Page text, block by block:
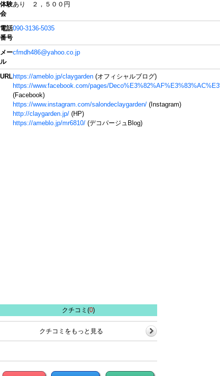
体験
会
あり ２，５００円
電話
番号
090-3136-5035
メー
ル
cfmdh486@yahoo.co.jp
URLhttps://ameblo.jp/claygarden (オフィシャルブログ)
https://www.facebook.com/pages/
(Facebook)
https://www.instagram.com/salondeclaygarden/ (Instagram)
http://claygarden.jp/ (HP)
https://ameblo.jp/mr6810/ (デコパージュBlog)
クチコミ(0)
クチコミをもっと見る